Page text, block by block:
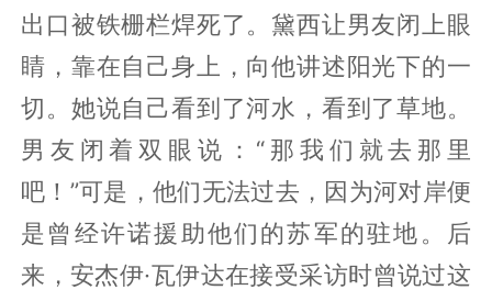
出口被铁栅栏焊死了。黛西让男友闭上眼
睛，靠在自己身上，向他讲述阳光下的一
切。她说自己看到了河水，看到了草地。
男友闭着双眼说：“那我们就去那里
吧！”可是，他们无法过去，因为河对岸便
是曾经许诺援助他们的苏军的驻地。后
来，安杰伊·瓦伊达在接受采访时曾说过这